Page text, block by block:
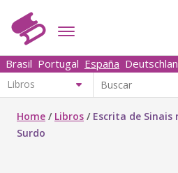
Brasil Portugal España
Home / Libros / Escrita de Sinais
Surdo